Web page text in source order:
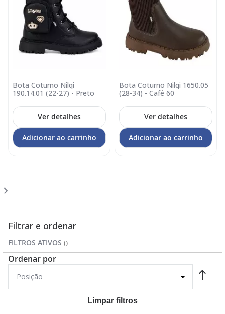
Bota Coturno Nilqi
190.14.01 (22-27) - Preto
Ver detalhes
Adicionar ao carrinho
Bota Coturno Nilqi 1650.05
(28-34) - Café 60
Ver detalhes
Adicionar ao carrinho
pagina
Filtrar e ordenar
FILTROS ATIVOS
Ordenar por
Limpar filtros